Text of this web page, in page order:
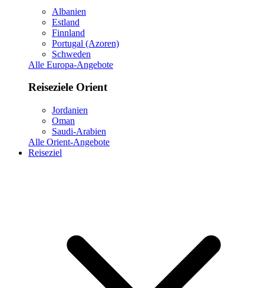
Albanien
Estland
Finnland
Portugal (Azoren)
Schweden
Alle Europa-Angebote
Reiseziele Orient
Jordanien
Oman
Saudi-Arabien
Alle Orient-Angebote
Reiseziel